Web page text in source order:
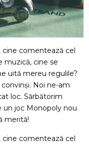
, cine comentează cel
muzică, cine se
uită mereu regulile?
Noi ne-am
loc. Sărbătorim
un joc Monopoly nou
merită!
, cine comentează cel